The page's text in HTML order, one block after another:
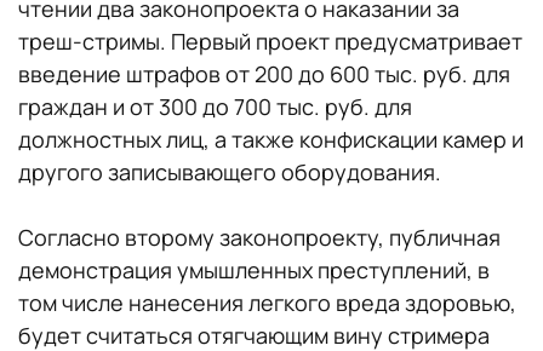
чтении два законопроекта о наказании за
треш-стримы. Первый проект предусматривает
введение штрафов от 200 до 600 тыс. руб. для
граждан и от 300 до 700 тыс. руб. для
должностных лиц, а также конфискации камер и
другого записывающего оборудования.
Согласно второму законопроекту, публичная
демонстрация умышленных преступлений, в
том числе нанесения легкого вреда здоровью,
будет считаться отягчающим вину стримера